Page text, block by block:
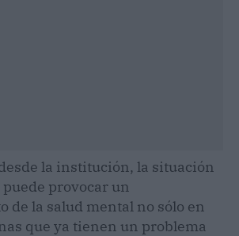
la institución, la situación
provocar un
de la salud mental no sólo en
que ya tienen un problema